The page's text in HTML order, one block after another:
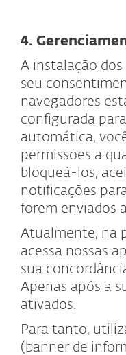
4.
A instalação
seu
navegadores
configurada
automática,
permissões a
bloqueá-los,
notificações
forem enviados
Atualmente, na
acessa nossas
sua
Apenas após a
ativados.
Para tanto,
(banner de